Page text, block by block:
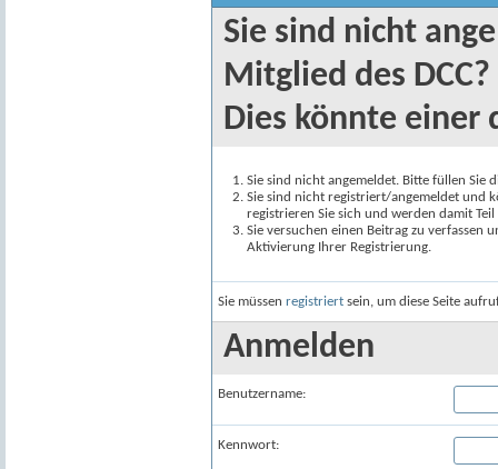
Sie sind nicht
Mitglied des DCC?
Dies könnte einer
Sie sind nicht angemeldet. Bitte füllen Sie
Sie sind nicht registriert/angemeldet und
registrieren Sie sich und werden damit
Sie versuchen einen Beitrag zu verfassen
Aktivierung Ihrer Registrierung.
Sie müssen registriert sein, um diese Seite
Anmelden
Benutzername:
Kennwort: